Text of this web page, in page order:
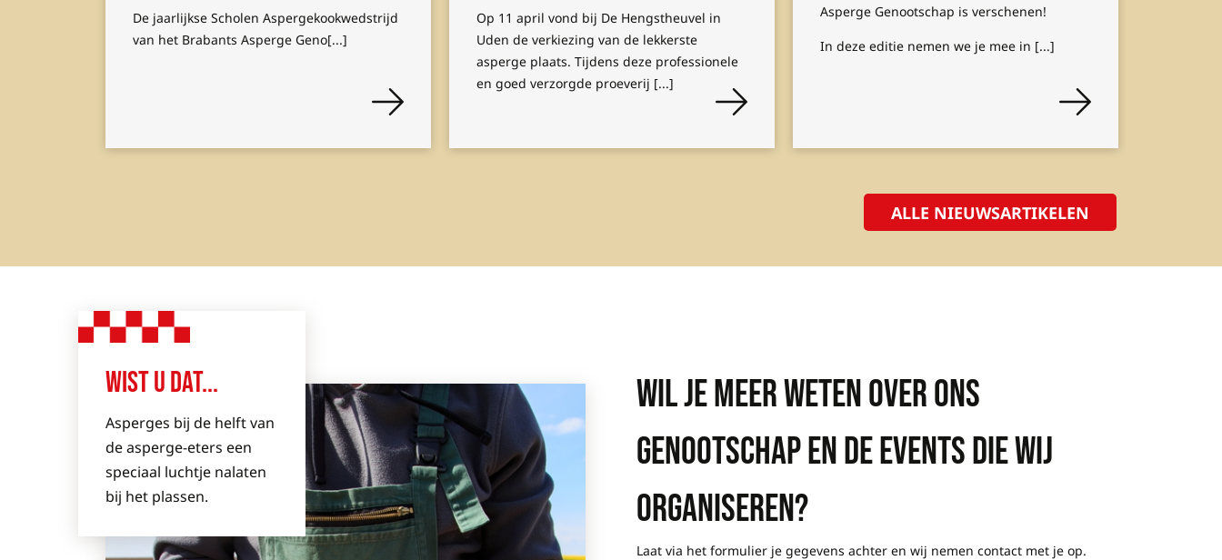
De jaarlijkse Scholen Aspergekookwedstrijd
van het Brabants Asperge Geno[...]
Op 11 april vond bij De Hengstheuvel in
Uden de verkiezing van de lekkerste
asperge plaats. Tijdens deze professionele
en goed verzorgde proeverij [...]
Asperge Genootschap is verschenen!
In deze editie nemen we je mee in [...]
ALLE NIEUWSARTIKELEN
WIST U DAT...
Asperges bij de helft van
de asperge-eters een
speciaal luchtje nalaten
bij het plassen.
WIL JE MEER WETEN OVER ONS
GENOOTSCHAP EN DE EVENTS DIE WIJ
ORGANISEREN?
Laat via het formulier je gegevens achter en wij nemen contact met je op.